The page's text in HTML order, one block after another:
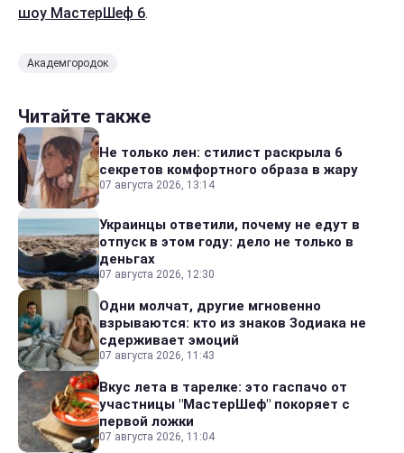
шоу МастерШеф 6.
Академгородок
Читайте также
Не только лен: стилист раскрыла 6
секретов комфортного образа в жару
07 августа 2026, 13:14
Украинцы ответили, почему не едут в
отпуск в этом году: дело не только в
деньгах
07 августа 2026, 12:30
Одни молчат, другие мгновенно
взрываются: кто из знаков Зодиака не
сдерживает эмоций
07 августа 2026, 11:43
Вкус лета в тарелке: это гаспачо от
участницы "МастерШеф" покоряет с
первой ложки
07 августа 2026, 11:04